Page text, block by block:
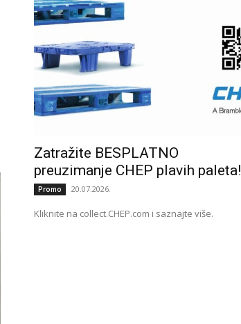
Zatražite BESPLATNO
preuzimanje CHEP plavih paleta!
Promo 20.07.2026.
Kliknite na collect.CHEP.com i saznajte više.